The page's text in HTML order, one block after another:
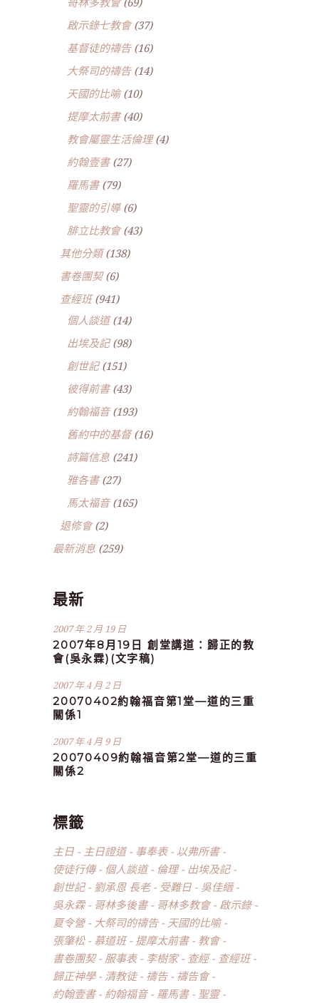
啟示錄七教會(37)
基督徒的禱告(16)
大祭司的禱告(14)
天國的比喻(10)
提摩太前書(40)
教會屬靈生活倫理(4)
約翰壹書(27)
羅馬書(79)
聖靈的引導(6)
腓立比教會(43)
其他分類(138)
書卷團契(6)
查經班(941)
個人談道(14)
出埃及記(98)
創世記(151)
彼得前書(43)
約翰福音(193)
舊約中的基督(16)
詩篇信息 (241)
雅各書(27)
馬太福音(165)
退修會(2)
最新消息 (259)
最新
2007 年 2 月 19 日
2007年8月19日 創堂講道：歸正的教
會(吳永霖)(文字稿)
2007 年 4 月 2 日
20070402約翰福音第1堂—道的三重
關係1
2007 年 4 月 9 日
20070409約翰福音第2堂—道的三重
關係2
標籤
主日 主日證道 事奉表
以弗所書
使徒行傳
個人談道 倫理
出埃及記
創世記
劉承恩 長老 受難日
吳佳縉
吳永霖
哥林多後書 哥林多教會
啟示錄
夏令營
大祭司的禱告
天國的比喻
張肇松
慕道班 提摩太前書
教會
書卷團契
服事表 李樹家 查經
查經班
歸正神學
清教徒 禱告
禱告會
約翰壹書
約翰福音 羅馬書
聖靈